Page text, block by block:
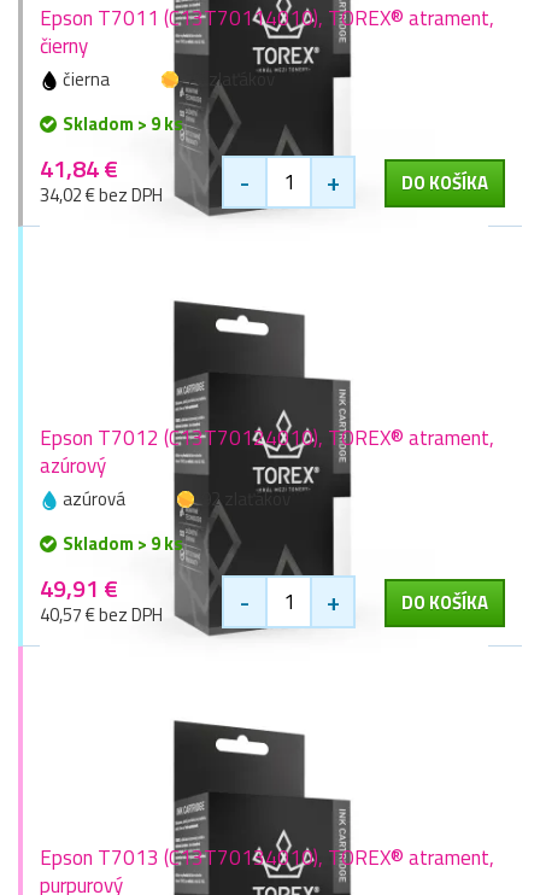
Epson T7011 (C13T70114010), TOREX® atrament,
čierny
čierna
76 zlaťákov
Skladom > 9 ks
41,84 €
34,02 € bez DPH - + DO KOŠÍKA
Epson T7012 (C13T70124010), TOREX® atrament,
azúrový
azúrová
92 zlaťákov
Skladom > 9 ks
49,91 €
40,57 € bez DPH - + DO KOŠÍKA
Epson T7013 (C13T70134010), TOREX® atrament,
purpurový